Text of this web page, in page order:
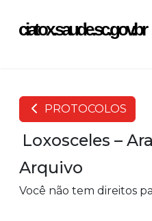
ciatox.saude.sc.gov.br
PROTOCOLOS
Loxosceles –
Arquivo
Você não tem direitos